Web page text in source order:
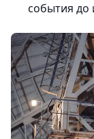
события до